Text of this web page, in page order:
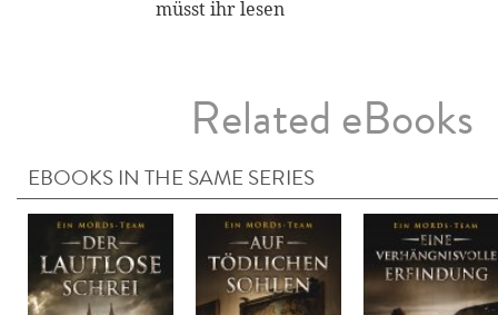
müsst ihr lesen
Related eBooks
EBOOKS IN THE SAME SERIES